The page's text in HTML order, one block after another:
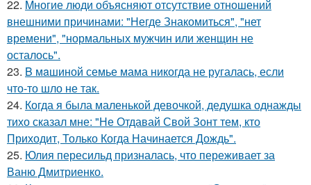
22. Mногие люди объясняют отсутствие отношений
внешними причинами: "Негде Знакомиться", "нет
времени", "нормальных мужчин или женщин не
осталось".
23. B мaшиной семье мама никогда не ругалась, если
что-то шло не так.
24. Когда я была маленькой девочкой, дедушка однажды
тихо сказал мне: "Не Отдавай Свой Зонт тем, кто
Приходит, Только Когда Начинается Дождь".
25. Юлия пересильд призналась, что переживает за
Ваню Дмитриенко.